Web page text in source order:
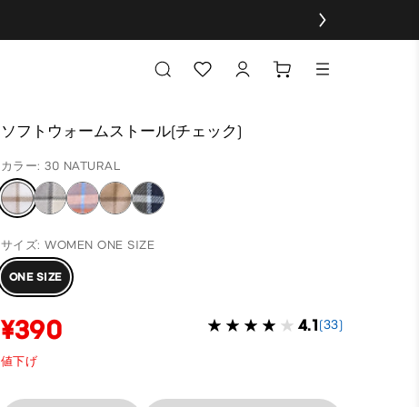
ソフトウォームストール(チェック)
カラー: 30 NATURAL
サイズ: WOMEN ONE SIZE
ONE SIZE
¥390 4.1(33)
値下げ